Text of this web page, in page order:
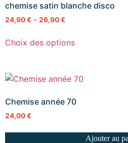
chemise satin blanche disco
24,90€ – 26,90€
Choix des options
Chemise année 70
24,00€
Ajouter au